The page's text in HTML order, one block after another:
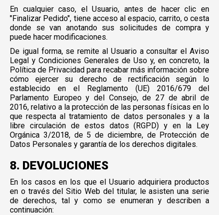
En cualquier caso, el Usuario, antes de hacer clic en
"Finalizar Pedido", tiene acceso al espacio, carrito, o cesta
donde se van anotando sus solicitudes de compra y
puede hacer modificaciones.
De igual forma, se remite al Usuario a consultar el Aviso
Legal y Condiciones Generales de Uso y, en concreto, la
Política de Privacidad para recabar más información sobre
cómo ejercer su derecho de rectificación según lo
establecido en el Reglamento (UE) 2016/679 del
Parlamento Europeo y del Consejo, de 27 de abril de
2016, relativo a la protección de las personas físicas en lo
que respecta al tratamiento de datos personales y a la
libre circulación de estos datos (RGPD) y en la Ley
Orgánica 3/2018, de 5 de diciembre, de Protección de
Datos Personales y garantía de los derechos digitales.
8. DEVOLUCIONES
En los casos en los que el Usuario adquiriera productos
en o través del Sitio Web del titular, le asisten una serie
de derechos, tal y como se enumeran y describen a
continuación: